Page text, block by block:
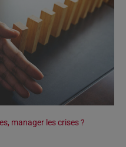
manager les crises ?